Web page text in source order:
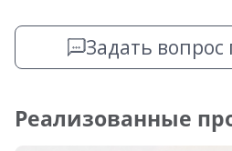
Задать вопрос
Реализованные